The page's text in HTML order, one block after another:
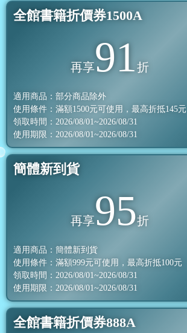
全館書籍折價券1500A
再享91折
適用商品：部分商品除外
使用條件：滿額1500元可使用，最高折抵145元
領取時間：2026/08/01~2026/08/31
使用期限：2026/08/01~2026/08/31
簡體新到貨
再享95折
適用商品：簡體新到貨
使用條件：滿額999元可使用，最高折抵100元
領取時間：2026/08/01~2026/08/31
使用期限：2026/08/01~2026/08/31
全館書籍折價券888A